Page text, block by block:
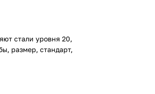
стали уровня 20,
размер, стандарт,